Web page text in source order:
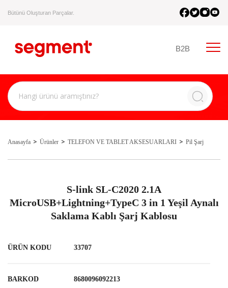
Bütünü Oluşturan Parçalar.
B2B
Anasayfa Ürünler TELEFON VE TABLET AKSESUARLARI Pil Şarj
S-link SL-C2020 2.1A
MicroUSB+Lightning+TypeC 3 in 1 Yeşil Aynalı
Saklama Kablı Şarj Kablosu
ÜRÜN KODU 33707
BARKOD 8680096092213